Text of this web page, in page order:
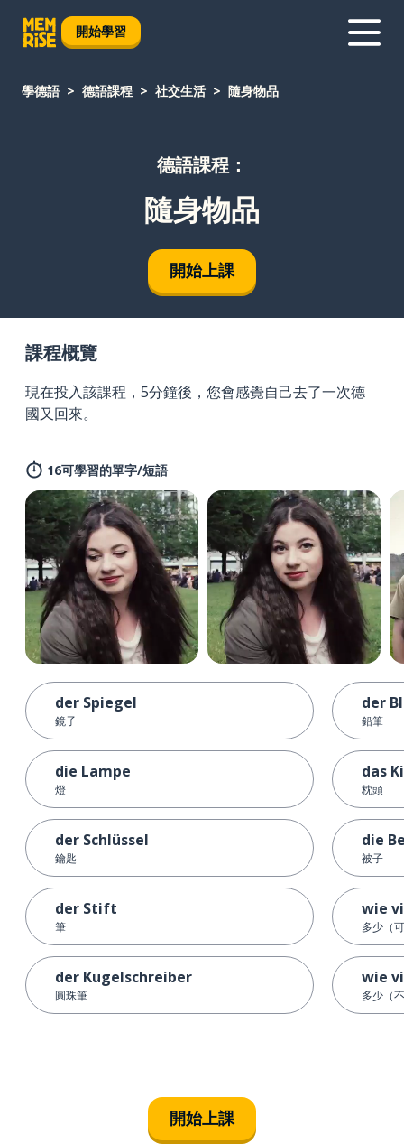
開始學習
學德語 德語課程 社交生活 隨身物品
德語課程：
隨身物品
開始上課
課程概覽
現在投入該課程，5分鐘後，您會感覺自己去了一次德
國又回來。
16可學習的單字/短語
der Spiegel
鏡子
die Lampe
燈
der Schlüssel
鑰匙
der Stift
筆
der Kugelschreiber
圓珠筆
der
鉛筆
das
枕頭
die
被子
wie
多少（
wie
多少（
開始上課